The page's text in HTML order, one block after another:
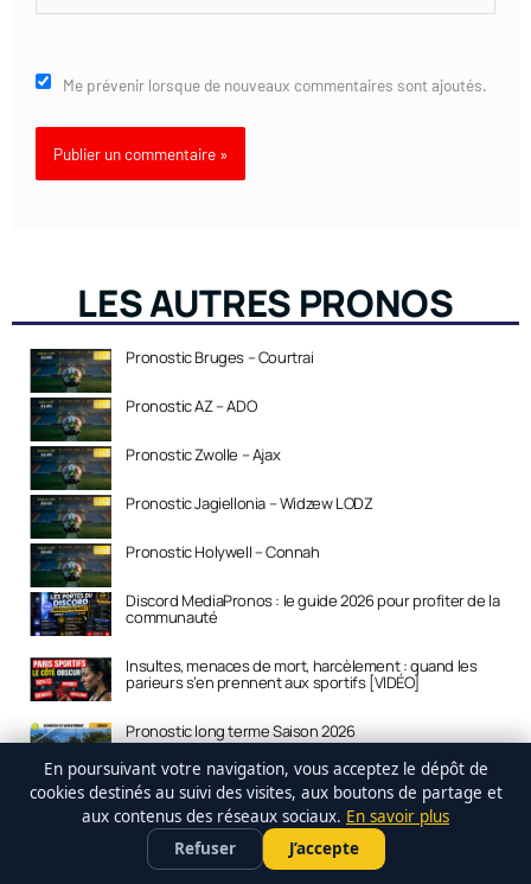
Me prévenir lorsque de nouveaux commentaires sont ajoutés.
LES AUTRES PRONOS
Pronostic Bruges – Courtrai
Pronostic AZ – ADO
Pronostic Zwolle – Ajax
Pronostic Jagiellonia – Widzew LODZ
Pronostic Holywell – Connah
Discord MediaPronos : le guide 2026 pour profiter de la
communauté
Insultes, menaces de mort, harcèlement : quand les
parieurs s’en prennent aux sportifs [VIDÉO]
Pronostic long terme Saison 2026
10 bonnes raisons de rejoindre le Discord MediaPronos
Interview Dorado : parieur professionnel en 10 épisodes
– parcours, conseils et stratégie
PARIER SUR LE FOOT •
Profiter de l'offre →
En poursuivant votre navigation, vous acceptez le dépôt de
cookies destinés au suivi des visites, aux boutons de partage et
aux contenus des réseaux sociaux. En savoir plus
Refuser
J’accepte